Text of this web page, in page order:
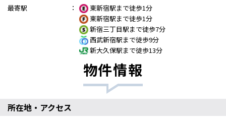
最寄駅
：
東新宿駅まで徒歩1分
東新宿駅まで徒歩1分
新宿三丁目駅まで徒歩7分
西武新宿駅まで徒歩9分
新大久保駅まで徒歩13分
物件情報
所在地・アクセス